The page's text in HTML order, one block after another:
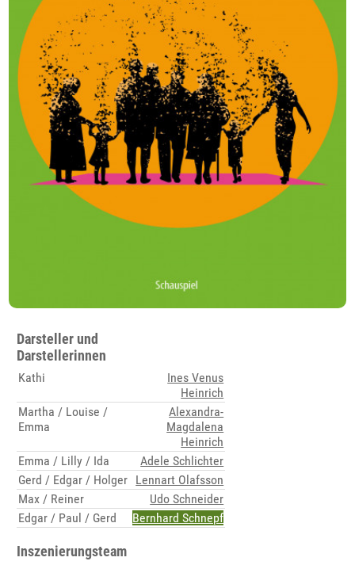
Darsteller und
Darstellerinnen
Kathi
Ines Venus
Heinrich
Martha / Louise /
Emma
Alexandra-
Magdalena
Heinrich
Emma / Lilly / Ida
Adele Schlichter
Gerd / Edgar / Holger Lennart Olafsson
Max / Reiner
Udo Schneider
Edgar / Paul / Gerd
Bernhard Schnepf
Inszenierungsteam